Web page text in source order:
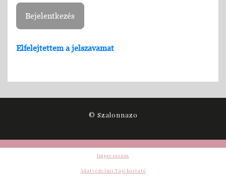
Elfelejtettem a jelszavamat
© Szalonnazo
Impresszum
Adatvédelmi Tájékoztató